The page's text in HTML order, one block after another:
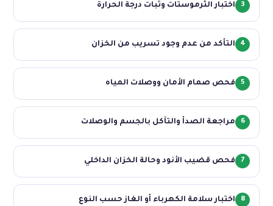
3 اختبار الثرموستات وثبات درجة الحرارة
4 التأكد من عدم وجود تسريب من الخزان
5 فحص صمام الأمان ووصلات المياه
6 مراجعة الصدأ والتآكل بالجسم والوصلات
7 فحص قضيب الأنود وحالة الخزان الداخلي
8 اختبار سلامة الكهرباء أو الغاز حسب النوع